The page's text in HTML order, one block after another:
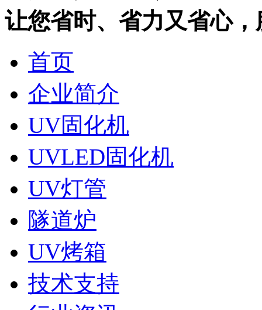
让您省时、省力又省心，
首页
企业简介
UV固化机
UVLED固化机
UV灯管
隧道炉
UV烤箱
技术支持